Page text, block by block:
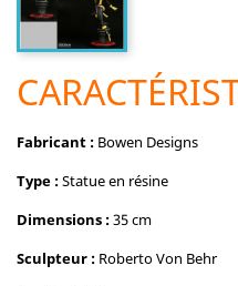
Fabricant : Bowen Designs
Type :Statue en résine
Dimensions :35 cm
Sculpteur : Roberto Von Behr